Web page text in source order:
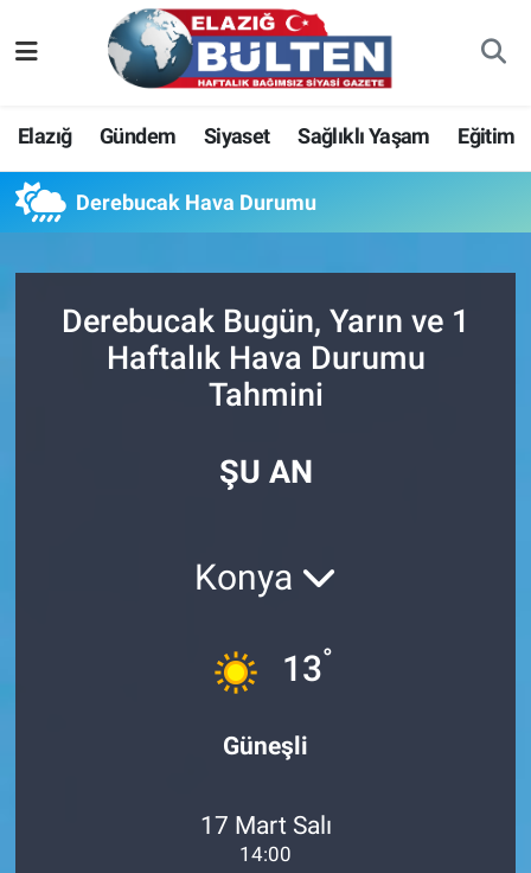
Elazığ Gündem Siyaset Sağlıklı Yaşam Eğitim
Derebucak Hava Durumu
Derebucak Bugün, Yarın ve 1
Haftalık Hava Durumu
Tahmini
ŞU AN
Konya
13°
Güneşli
17 Mart Salı
14:00
Asayiş
Bilim-Teknoloji
Eğitim
Ekonomi
Elazığ
Sağlıklı Yaşam
Nöbetçi Eczaneler
Hava Durumu
Namaz Vakitleri
Trafik Durumu
Süper Lig Puan Durumu ve Fikstür
Son Dakika Haberleri